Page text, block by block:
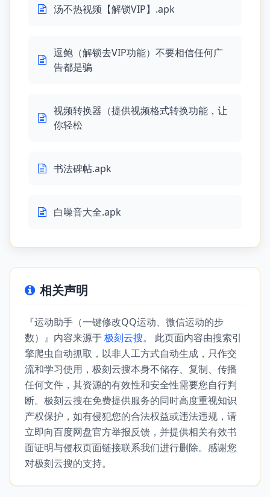
汤不热视频【解锁VIP】.apk
逗鲍（解锁去VIP功能）不要相信任何广
告都是骗
视频转换器（提供视频格式转换功能，让
你轻松
书法碑帖.apk
白噪音大全.apk
相关声明
『运动助手（一键修改QQ运动、微信运动的步
数）』内容来源于极刻云搜。 此页面内容由搜索引
擎爬虫自动抓取，以非人工方式自动生成，只作交
流和学习使用，极刻云搜本身不储存、复制、传播
任何文件，其资源的有效性和安全性需要您自行判
断。极刻云搜在免费提供服务的同时高度重视知识
产权保护，如有侵犯您的合法权益或违法违规，请
立即向百度网盘官方举报反馈，并提供相关有效书
面证明与侵权页面链接联系我们进行删除。感谢您
对极刻云搜的支持。